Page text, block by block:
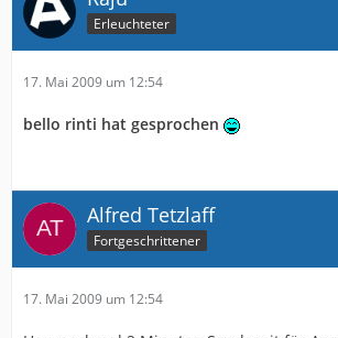
Erleuchteter
17. Mai 2009 um 12:54
bello rinti hat gesprochen
Alfred Tetzlaff
Fortgeschrittener
17. Mai 2009 um 12:54